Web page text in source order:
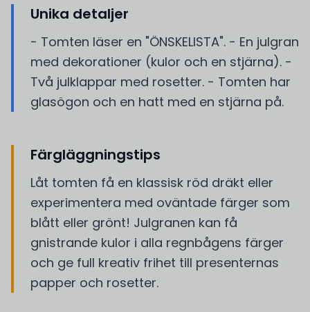
Unika detaljer
- Tomten läser en "ÖNSKELISTA". - En julgran
med dekorationer (kulor och en stjärna). -
Två julklappar med rosetter. - Tomten har
glasögon och en hatt med en stjärna på.
Färgläggningstips
Låt tomten få en klassisk röd dräkt eller
experimentera med oväntade färger som
blått eller grönt! Julgranen kan få
gnistrande kulor i alla regnbågens färger
och ge full kreativ frihet till presenternas
papper och rosetter.